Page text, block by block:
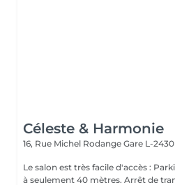
Céleste & Harmonie
16, Rue Michel Rodange Gare L-2430
Le salon est très facile d'accès : Parking souterrain Martyrs situé
à seulement 40 mètres. Arrêt de tram à proximité direct ( arrêt